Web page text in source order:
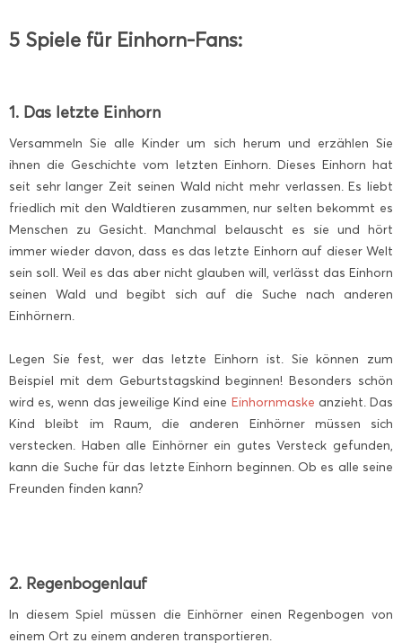
5 Spiele für Einhorn-Fans:
1. Das letzte Einhorn
Versammeln Sie alle Kinder um sich herum und erzählen Sie
ihnen die Geschichte vom letzten Einhorn. Dieses Einhorn hat
seit sehr langer Zeit seinen Wald nicht mehr verlassen. Es liebt
friedlich mit den Waldtieren zusammen, nur selten bekommt es
Menschen zu Gesicht. Manchmal belauscht es sie und hört
immer wieder davon, dass es das letzte Einhorn auf dieser Welt
sein soll. Weil es das aber nicht glauben will, verlässt das Einhorn
seinen Wald und begibt sich auf die Suche nach anderen
Einhörnern.
Legen Sie fest, wer das letzte Einhorn ist. Sie können zum
Beispiel mit dem Geburtstagskind beginnen! Besonders schön
wird es, wenn das jeweilige Kind eine Einhornmaske anzieht. Das
Kind bleibt im Raum, die anderen Einhörner müssen sich
verstecken. Haben alle Einhörner ein gutes Versteck gefunden,
kann die Suche für das letzte Einhorn beginnen. Ob es alle seine
Freunden finden kann?
2. Regenbogenlauf
In diesem Spiel müssen die Einhörner einen Regenbogen von
einem Ort zu einem anderen transportieren.